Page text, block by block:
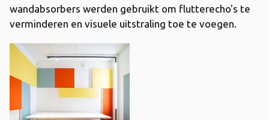
wandabsorbers werden gebruikt om flutterecho's te
verminderen en visuele uitstraling toe te voegen.